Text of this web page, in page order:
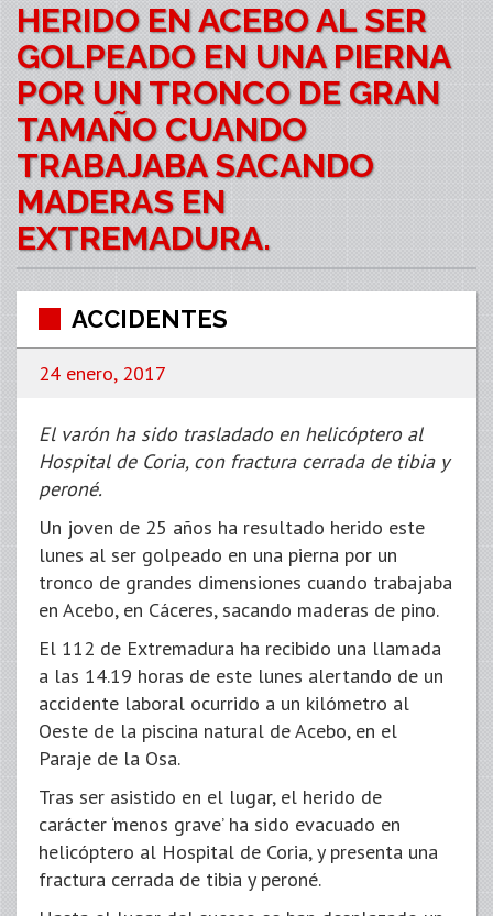
HERIDO EN ACEBO AL SER
GOLPEADO EN UNA PIERNA
POR UN TRONCO DE GRAN
TAMAÑO CUANDO
TRABAJABA SACANDO
MADERAS EN
EXTREMADURA.
ACCIDENTES
24 enero, 2017
El varón ha sido trasladado en helicóptero al
Hospital de Coria, con fractura cerrada de tibia y
peroné.
Un joven de 25 años ha resultado herido este
lunes al ser golpeado en una pierna por un
tronco de grandes dimensiones cuando trabajaba
en Acebo, en Cáceres, sacando maderas de pino.
El 112 de Extremadura ha recibido una llamada
a las 14.19 horas de este lunes alertando de un
accidente laboral ocurrido a un kilómetro al
Oeste de la piscina natural de Acebo, en el
Paraje de la Osa.
Tras ser asistido en el lugar, el herido de
carácter ‘menos grave’ ha sido evacuado en
helicóptero al Hospital de Coria, y presenta una
fractura cerrada de tibia y peroné.